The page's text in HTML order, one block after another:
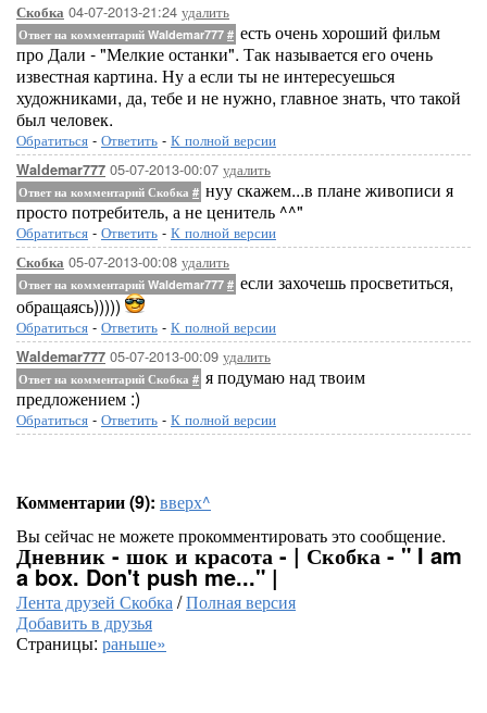
Скобка 04-07-2013-21:24 удалить
Ответ на комментарий Waldemar777 # есть очень хороший фильм
про Дали - "Мелкие останки". Так называется его очень
известная картина. Ну а если ты не интересуешься
художниками, да, тебе и не нужно, главное знать, что такой
был человек.
Обратиться - Ответить - К полной версии
Waldemar777 05-07-2013-00:07 удалить
Ответ на комментарий Скобка # нуу скажем...в плане живописи я
просто потребитель, а не ценитель ^^"
Обратиться - Ответить - К полной версии
Скобка 05-07-2013-00:08 удалить
Ответ на комментарий Waldemar777 # если захочешь просветиться,
обращаясь)))))
Обратиться - Ответить - К полной версии
Waldemar777 05-07-2013-00:09 удалить
Ответ на комментарий Скобка # я подумаю над твоим
предложением :)
Обратиться - Ответить - К полной версии
Комментарии (9): вверх^
Вы сейчас не можете прокомментировать это сообщение.
Дневник - шок и красота - | Скобка - " I am
a box. Don't push me..." |
Лента друзей Скобка/Полная версия
Добавить в друзья
Страницы: раньше»